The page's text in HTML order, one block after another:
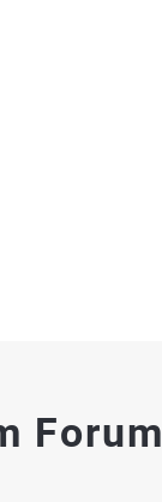
5.0
Forum